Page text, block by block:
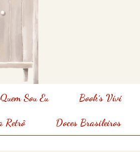
Quem Sou Eu Book´s Vivi
Retrô Doces Brasileiros